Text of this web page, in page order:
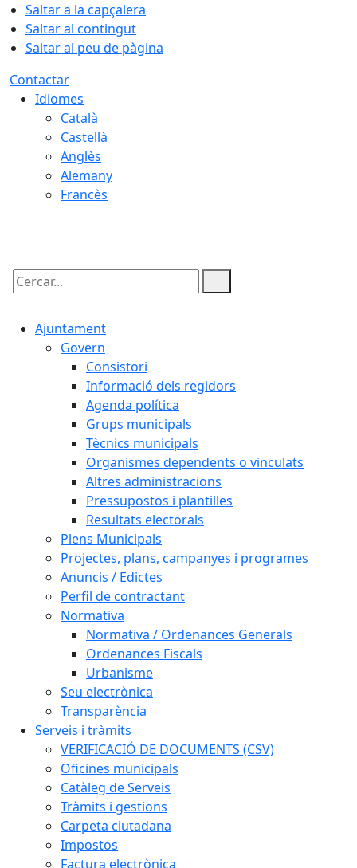
Saltar a la capçalera
Saltar al contingut
Saltar al peu de pàgina
Contactar
Idiomes
Català
Castellà
Anglès
Alemany
Francès
Cercar:
Ajuntament
Govern
Consistori
Informació dels regidors
Agenda política
Grups municipals
Tècnics municipals
Organismes dependents o vinculats
Altres administracions
Pressupostos i plantilles
Resultats electorals
Plens Municipals
Projectes, plans, campanyes i programes
Anuncis / Edictes
Perfil de contractant
Normativa
Normativa / Ordenances Generals
Ordenances Fiscals
Urbanisme
Seu electrònica
Transparència
Serveis i tràmits
VERIFICACIÓ DE DOCUMENTS (CSV)
Oficines municipals
Catàleg de Serveis
Tràmits i gestions
Carpeta ciutadana
Impostos
Factura electrònica